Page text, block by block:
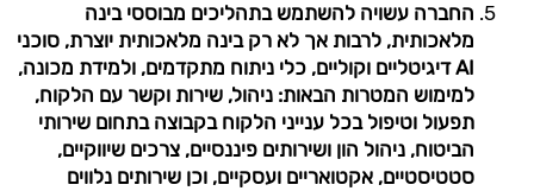
החברה עשויה להשתמש בתהליכים מבוססי בינה
מלאכותית, לרבות אך לא רק בינה מלאכותית יוצרת, סוכני
AI דיגיטליים וקוליים, כלי ניתוח מתקדמים, ולמידת מכונה,
למימוש המטרות הבאות: ניהול, שירות וקשר עם הלקוח,
תפעול וטיפול בכל ענייני הלקוח בקבוצה בתחום שירותי
הביטוח, ניהול הון ושירותים פיננסיים, צרכים שיווקיים,
סטטיסטיים, אקטואריים ועסקיים, וכן שירותים נלווים